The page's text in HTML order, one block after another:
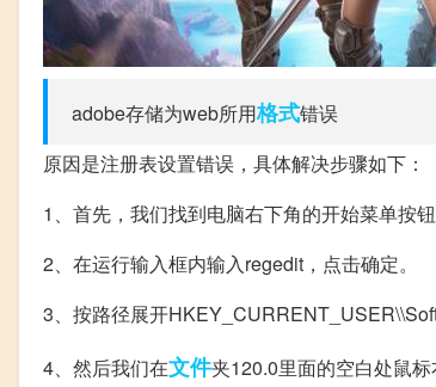
adobe存储为web所用格式错误
原因是注册表设置错误，具体解决步骤如下：
1、首先，我们找到电脑右下角的开始菜单按
2、在运行输入框内输入regedit，点击确定。
3、按路径展开
4、然后我们在文件夹120.0里面的空白处鼠